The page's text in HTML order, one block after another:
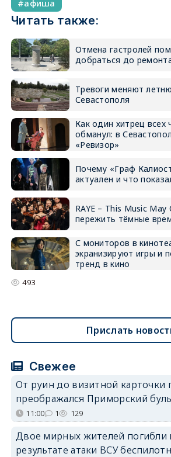
афиша
Читать также:
Отмена гастролей
добраться до
Тревоги меняют
Севастополя
Как один хитрец всех
обманул: в
«Ревизор»
Почему «Граф
актуален и что
RAYE – This Music
пережить тёмные
С мониторов в
экранизируют игры и
тренд в кино
493
Прислать
Свежее
От руин до визитной карточки
преображался Приморский
11:00 1 129
Двое мирных жителей погибли
результате атаки ВСУ